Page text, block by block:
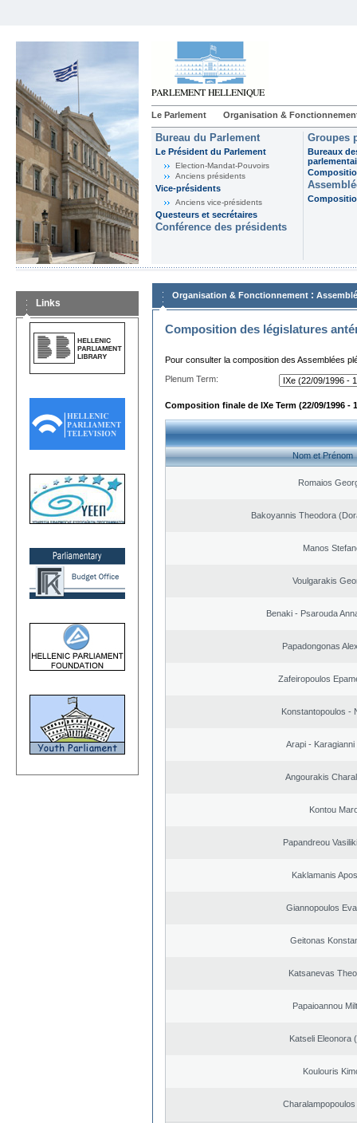
Le Parlement Organisation &
Bureau du Parlement
Le Président du Parlement
Election-Mandat-Pouvoirs
Anciens présidents
Vice-présidents
Anciens vice-présidents
Questeurs et secrétaires
Conférence des présidents
Groupes
Bureaux
Links
Organisation & Fonctionnement :
Composition des législatures
Pour consulter la composition des Assemblées
Plenum Term:
Composition finale de IXe Term (22/09/1996 -
Nom et Prénom
Romaios
Bakoyannis Theodora
Manos
Voulgarakis
Benaki - Psarouda
Papadongonas
Zafeiropoulos
Konstantopoulos -
Arapi - Karagianni
Angourakis
Kontou
Papandreou
Kaklamanis
Giannopoulos
Geitonas
Katsanevas
Papaioannou
Katseli Eleonora
Koulouris